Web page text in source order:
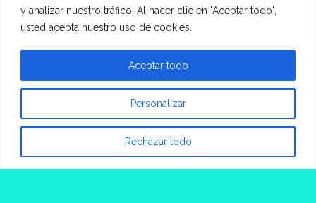
y analizar nuestro tráfico. Al hacer clic en "Aceptar todo",
usted acepta nuestro uso de cookies.
Personalizar
Rechazar todo
Aceptar todo
Contacto
Todos los derechos reservados Morfar.ar